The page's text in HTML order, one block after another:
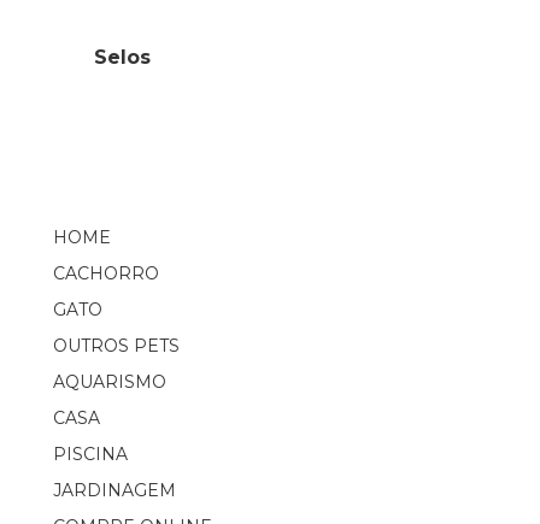
HOME
CACHORRO
GATO
OUTROS PETS
AQUARISMO
CASA
PISCINA
JARDINAGEM
Selos